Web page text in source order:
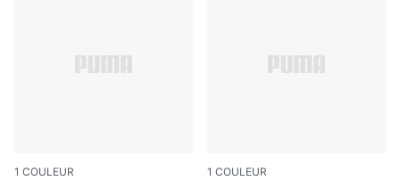
1 COULEUR 1 COULEUR